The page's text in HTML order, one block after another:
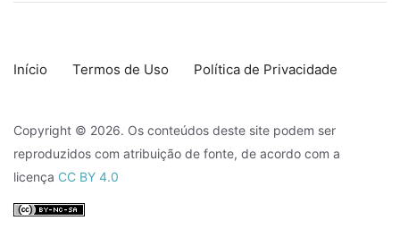
Início Termos de Uso Política de Privacidade
Copyright © 2026. Os conteúdos deste site podem ser
reproduzidos com atribuição de fonte, de acordo com a
licença CC BY 4.0